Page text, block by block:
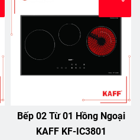
Bếp 02 Từ 01 Hồng Ngoại
KAFF KF-IC3801